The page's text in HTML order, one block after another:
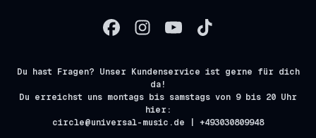
Du hast Fragen? Unser Kundenservice ist gerne für dich
da!
Du erreichst uns montags bis samstags von 9 bis 20 Uhr
hier:
circle@universal-music.de | +493030809948